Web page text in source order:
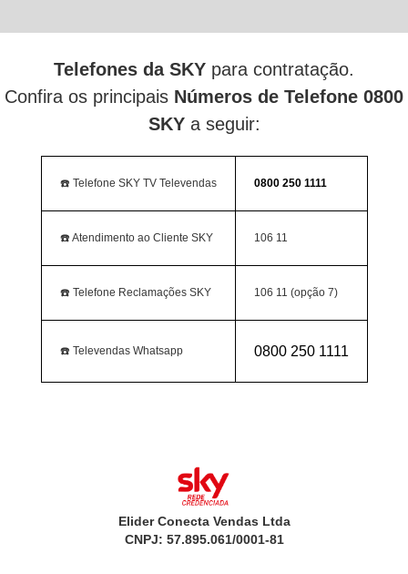
Telefones da SKY para contratação.
Confira os principais Números de Telefone 0800
SKYa seguir:
☎️ Telefone SKY TV Televendas 0800 250 1111
☎️ Atendimento ao Cliente SKY 106 11
☎️ Telefone Reclamações SKY 106 11 (opção 7)
☎️ Televendas Whatsapp 0800 250 1111
Elider Conecta Vendas Ltda
CNPJ: 57.895.061/0001-81